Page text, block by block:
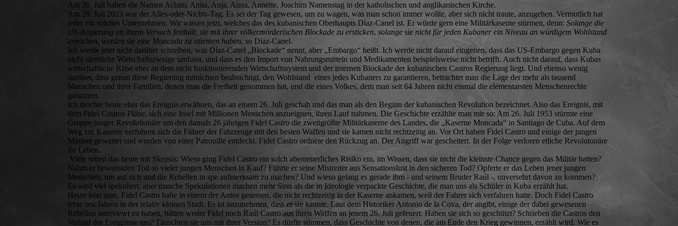
Am 26. Juli haben die Namen Achim, Anita, Anja, Anna, Annette, Joachim Namenstag in der katholischen und anglikanischen Kirche.
Am 26. Juli 2023 war der Alles-oder-Nichts-Tag. Es sei der Tag gewesen, um zu wagen, was man schon immer wollte, aber sich nicht traute, anzugehen. Vermutlich hat
jeder ein solches Unternehmen. Wir wissen jetzt, welches das des kubanischen Oberhaupts Díaz-Canel ist. Er würde gern eine Militärkaserne stürmen, denn:Solange die
US-Regierung an ihrem Versuch festhält, sie mit ihrer völkermörderischen Blockade zu ersticken,solange sie nicht für jeden Kubaner ein Niveau an würdigem Wohlstand
erreichen, werden sie eine Moncada zu stürmen haben, so Díaz-Canel.
Ich werde jetzt nicht darüber schreiben, was Díaz-Canel „Blockade“ nennt, aber „Embargo“ heißt. Ich werde nicht darauf eingehen, dass das US-Embargo gegen Kuba
nicht sämtliche Wirtschaftszweige umfasst, und dass es den Import von Nahrungsmitteln und Medikamenten beispielsweise nicht betrifft. Auch nicht darauf, dass Kubas
wirtschaftliche Krise eher an dem nicht funktionierenden Wirtschaftssystem und der internen Blockade der kubanischen Castros Regierung liegt. Und ebenso wenig
darüber, dass genau diese Regierung mitnichten beabsichtigt, den Wohlstand eines jedes Kubaners zu garantieren, betrachtet man die Lage der mehr als tausend
Menschen und ihrer Familien, denen man die Freiheit genommen hat, und die eines Volkes, dem man seit 64 Jahren nicht einmal die elementarsten Menschenrechte
garantiert.
Ich möchte heute eher das Ereignis erwähnen, das an einem 26. Juli geschah und das man als den Beginn der kubanischen Revolution bezeichnet. Also das Ereignis, mit
dem Fidel Castros Pläne, sich eine Insel mit Millionen Menschen anzueignen, ihren Lauf nahmen. Die Geschichte erzählte man mir so: Am 26. Juli 1953 stürmte eine
Gruppe junger Revolutionäre um den damals 26 jährigen Fidel Castro die zweitgrößte Militärkaserne des Landes, die „Kaserne Moncada“ in Santiago de Cuba. Auf dem
Weg zur Kaserne verfuhren sich die Führer der Fahrzeuge mit den besten Waffen und sie kamen nicht rechtzeitig an. Vor Ort haben Fidel Castro und einige der jungen
Männer gewartet und wurden von einer Patrouille entdeckt. Fidel Castro ordnete den Rückzug an. Der Angriff war gescheitert. In der Folge verloren etliche Revolutonäre
ihr Leben.
Viele sehen das heute mit Skepsis: Wieso ging Fidel Castro ein solch abenteuerliches Risiko ein, im Wissen, dass sie nicht die kleinste Chance gegen das Militär hatten?
Nahm er bewusstden Tod so vieler jungen Menschen in Kauf? Führte er seine Mistreiter aus Sensationslust in den sicheren Tod? Opferte er das Leben jener jungen
Menschen, um auf sich und die Rebellen in spe aufmerksam zu machen? Und wieso gelang es gerade ihm - und seinem Bruder Raúl -, unversehrt davon zu kommen?
Es wird viel spekuliert, aber manche Spekulationen machen mehr Sinn als die in Ideologie verpackte Geschichte, die man uns als Schüler in Kuba erzählt hat.
Heute hört man, Fidel Castro habe in einem der Autos gesessen, die nicht rechtzeitig in der Kaserne ankamen, weil der Fahrer sich verfahren hatte. Doch Fidel Castro
lebte seit Jahren in der relativ kleinen Stadt. Es ist anzunehmen, dass er sie kannte. Laut dem Historiker Antonio de la Cova, der angibt, einige der dabei gewesenen
Rebellen interviewt zu haben, hätten weder Fidel noch Raúl Castro aus ihren Waffen an jenem 26. Juli gefeuert. Haben sie sich so geschützt? Schrieben die Castros den
Verlauf der Ereignisse um? Täuschten sie uns mit ihrer Version? Es dürfte stimmen, dass Geschichte von denen, die am Ende den Krieg gewinnen, erzählt wird. Wie es